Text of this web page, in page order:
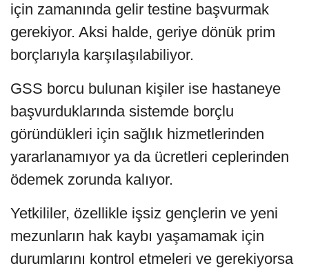
için zamanında gelir testine başvurmak
gerekiyor. Aksi halde, geriye dönük prim
borçlarıyla karşılaşılabiliyor.
GSS borcu bulunan kişiler ise hastaneye
başvurduklarında sistemde borçlu
göründükleri için sağlık hizmetlerinden
yararlanamıyor ya da ücretleri ceplerinden
ödemek zorunda kalıyor.
Yetkililer, özellikle işsiz gençlerin ve yeni
mezunların hak kaybı yaşamamak için
durumlarını kontrol etmeleri ve gerekiyorsa